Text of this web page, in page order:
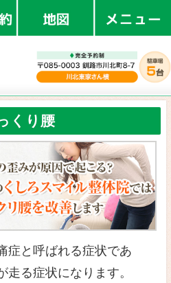
釧路で整体
ぎっくり腰